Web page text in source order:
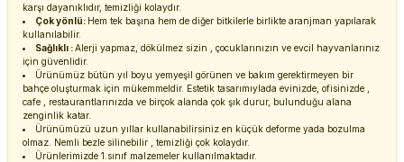
karşı dayanıklıdır, temizliği kolaydır.
Çok yönlü: Hem tek başına hem de diğer bitkilerle birlikte aranjman yapılarak
kullanılabilir.
Sağlıklı :Alerji yapmaz, dökülmez sizin , çocuklarınızın ve evcil hayvanlarınız
için güvenlidir.
Ürünümüz bütün yıl boyu yemyeşil görünen ve bakım gerektirmeyen bir
bahçe oluşturmak için mükemmeldir. Estetik tasarımıylada evinizde, ofisinizde ,
cafe , restaurantlarınızda ve birçok alanda çok şık durur, bulunduğu alana
zenginlik katar.
Ürünümüzü uzun yıllar kullanabilirsiniz en küçük deforme yada bozulma
olmaz. Nemli bezle silinebilir , temizliği çok kolaydır.
Ürünlerimizde 1.sınıf malzemeler kullanılmaktadır.